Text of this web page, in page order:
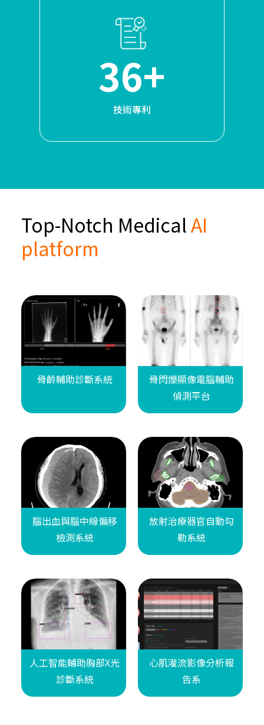
36+
技術專利
Top-Notch MedicalAI
platform
骨齡輔助診斷系統
骨閃爍顯像電腦輔助
偵測平台
腦出血與腦中線偏移
檢測系統
放射治療器官自動勾
勒系統
人工智能輔助胸部X光
診斷系統
心肌灌流影像分析報
告系